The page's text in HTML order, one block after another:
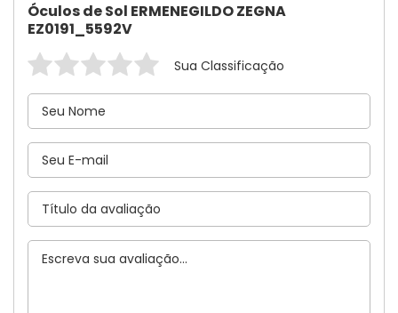
Óculos de Sol ERMENEGILDO ZEGNA
EZ0191_5592V
Sua Classificação